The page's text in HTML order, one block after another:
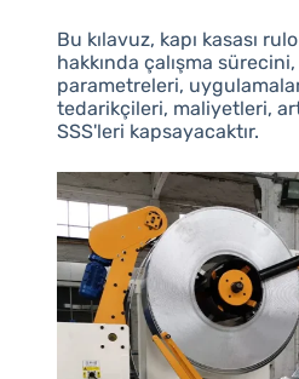
Bu kılavuz, kapı kasası
hakkında çalışma
parametreleri,
tedarikçileri, maliyetleri,
SSS'leri kapsayacaktır.